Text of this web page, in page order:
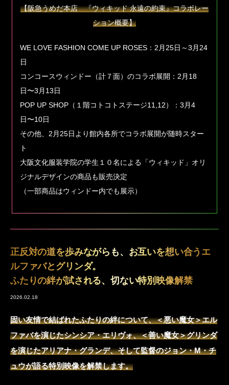
【阪急うめだ本店 『ウィキッド 永遠の約束』コラボレー
ション概要】
WE LOVE FASHION COME UP ROSES：2月25日～3月24
日
コンコースウィンドー（計７面）のコラボ展開：2月18
日〜3月13日
POP UP SHOP（１階コトコトステージ11,12）：3月4
日〜10日
その他、2月25日より館内各所でコラボ展開が随時スター
ト
大阪文化服装学院の学生１０名による「ウィキッド」オリ
ジナルデザインの商品も販売決定
（一部商品はウィンドー内でも展示）
正反対の道を歩みながらも、お互いを想い合うエ
ルファバとグリンダ。
ふたりの絆が試される、切ない特別映像解禁
2026.02.18
固い友情で結ばれたふたりの絆について、＜悪い魔女＞エル
ファバを演じたシンシア・エリヴォ、＜善い魔女＞グリンダ
を演じたアリアナ・グランデ、そして監督のジョン・M・チ
ュウが語る特別映像を解禁します。